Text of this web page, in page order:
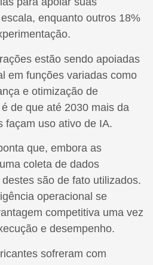
enquanto outros 18%
estão sendo apoiadas
em funções variadas como
e otimização de
de que até 2030 mais da
façam uso ativo de IA.
que, embora as
coleta de dados
são de fato utilizados.
operacional se
competitiva uma vez
e desempenho.
sofreram com